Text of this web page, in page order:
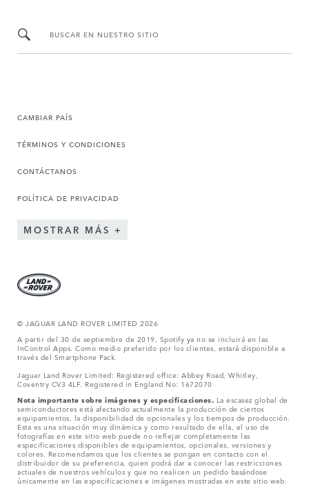
BUSCAR EN NUESTRO SITIO
CAMBIAR PAÍS
TÉRMINOS Y CONDICIONES
CONTÁCTANOS
POLÍTICA DE PRIVACIDAD
MOSTRAR MÁS
© JAGUAR LAND ROVER LIMITED 2026
A partir del 30 de septiembre de 2019, Spotify ya no se incluirá en las
InControl Apps. Como medio preferido por los clientes, estará disponible a
través del Smartphone Pack.
Jaguar Land Rover Limited: Registered office: Abbey Road, Whitley,
Coventry CV3 4LF. Registered in England No: 1672070
Nota importante sobre imágenes y especificaciones. La escasez global de
semiconductores está afectando actualmente la producción de ciertos
equipamientos, la disponibilidad de opcionales y los tiempos de producción.
Esta es una situación muy dinámica y como resultado de ella, el uso de
fotografías en este sitio web puede no reflejar completamente las
especificaciones disponibles de equipamientos, opcionales, versiones y
colores. Recomendamos que los clientes se pongan en contacto con el
distribuidor de su preferencia, quien podrá dar a conocer las restricciones
actuales de nuestros vehículos y que no realicen un pedido basándose
únicamente en las especificaciones e imágenes mostradas en este sitio web.